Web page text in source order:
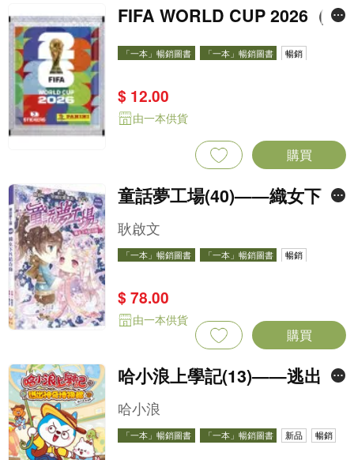
FIFA WORLD CUP 2026（St
icker pack 貼紙包）
「一本」暢銷圖書 「一本」暢銷圖書 暢銷
$ 12.00
由一本供貨
購買
童話夢工場(40)——織女下凡
結奇緣
耿啟文
「一本」暢銷圖書 「一本」暢銷圖書 暢銷
$ 78.00
由一本供貨
購買
哈小浪上學記(13)——逃出神
奇博物館
哈小浪
「一本」暢銷圖書 「一本」暢銷圖書 新品 暢銷